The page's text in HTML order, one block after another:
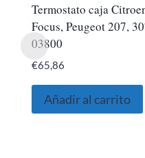
Termostato caja
Focus, Peugeot 207,
03800
€65,86
Añadir al carrito